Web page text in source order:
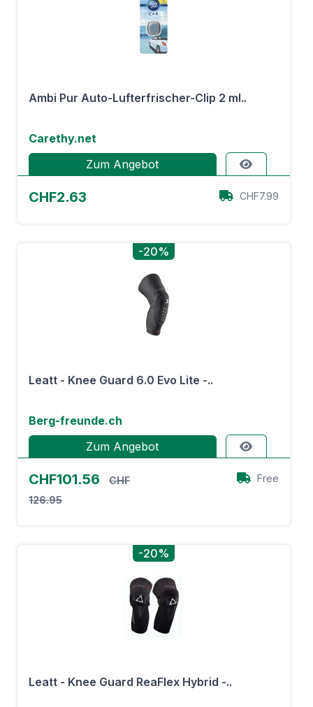
Ambi Pur Auto-Lufterfrischer-Clip 2 ml..
Carethy.net
Zum Angebot
CHF2.63 CHF7.99
-20%
Leatt - Knee Guard 6.0 Evo Lite -..
Berg-freunde.ch
Zum Angebot
CHF101.56
CHF
126.95
Free
-20%
Leatt - Knee Guard ReaFlex Hybrid -..